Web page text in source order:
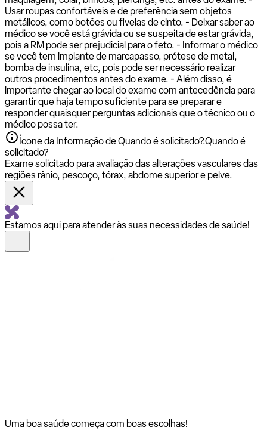
Usar roupas confortáveis e de preferência sem objetos
metálicos, como botões ou fivelas de cinto. - Deixar saber ao
médico se você está grávida ou se suspeita de estar grávida,
pois a RM pode ser prejudicial para o feto. - Informar o médico
se você tem implante de marcapasso, prótese de metal,
bomba de insulina, etc, pois pode ser necessário realizar
outros procedimentos antes do exame. - Além disso, é
importante chegar ao local do exame com antecedência para
garantir que haja tempo suficiente para se preparar e
responder quaisquer perguntas adicionais que o técnico ou o
médico possa ter.
Ícone da Informação de Quando é solicitado?.Quando é
solicitado?
Exame solicitado para avaliação das alterações vasculares das
regiões rânio, pescoço, tórax, abdome superior e pelve.
Estamos aqui para atender às suas necessidades de saúde!
Uma boa saúde começa com boas escolhas!